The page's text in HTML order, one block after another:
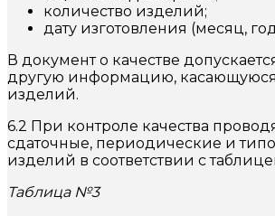
количество изделий;
дату изготовления (месяц,
В документ о качестве
другую информацию, касающуюся
изделий.
6.2 При контроле качества
сдаточные, периодические и
изделий в соответствии с
Таблица №3